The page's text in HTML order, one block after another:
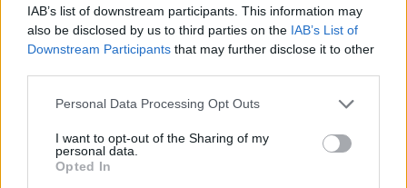
IAB’s list of downstream participants. This information may
also be disclosed by us to third parties on the IAB’s List of
Downstream Participants that may further disclose it to other
Personal Data Processing Opt Outs
I want to opt-out of the Sharing of my
personal data.
Opted In
A v těchto vedrech (když je to nejvíce potřeba)
vysušená zelená střecha pomůže jak? Ta bílá
aspoň sluneční záření maximálně odrazí... Je
stát by neměl plýtvat penězi na něco ne
jednoznačně dobrého.
Odpovědět